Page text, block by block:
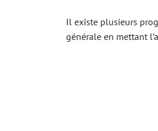
Il existe plusieurs
générale en mettant